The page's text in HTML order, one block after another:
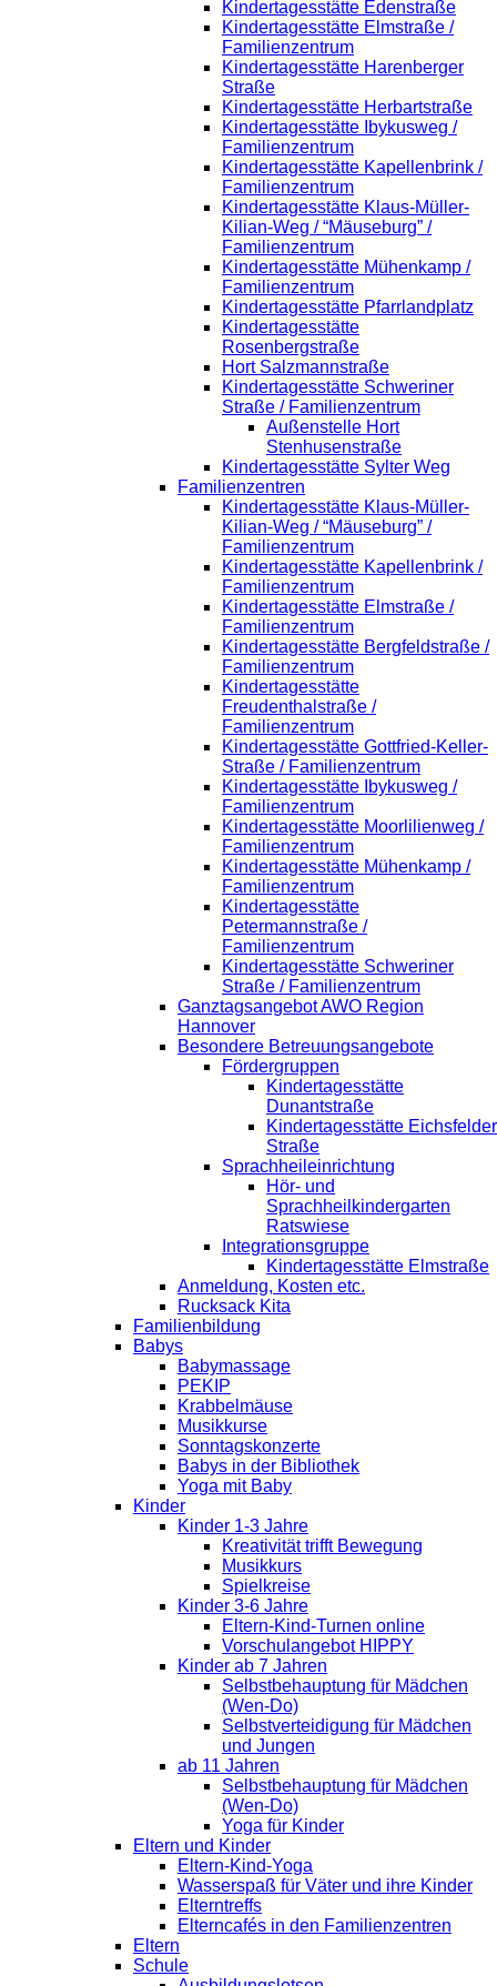
Kindertagesstätte Edenstraße
Kindertagesstätte Elmstraße /
Familienzentrum
Kindertagesstätte Harenberger
Straße
Kindertagesstätte Herbartstraße
Kindertagesstätte Ibykusweg /
Familienzentrum
Kindertagesstätte Kapellenbrink /
Familienzentrum
Kindertagesstätte Klaus-Müller-
Kilian-Weg / “Mäuseburg” /
Familienzentrum
Kindertagesstätte Mühenkamp /
Familienzentrum
Kindertagesstätte Pfarrlandplatz
Kindertagesstätte
Rosenbergstraße
Hort Salzmannstraße
Kindertagesstätte Schweriner
Straße / Familienzentrum
Außenstelle Hort
Stenhusenstraße
Kindertagesstätte Sylter Weg
Familienzentren
Kindertagesstätte Klaus-Müller-
Kilian-Weg / “Mäuseburg” /
Familienzentrum
Kindertagesstätte Kapellenbrink /
Familienzentrum
Kindertagesstätte Elmstraße /
Familienzentrum
Kindertagesstätte Bergfeldstraße /
Familienzentrum
Kindertagesstätte
Freudenthalstraße /
Familienzentrum
Kindertagesstätte Gottfried-Keller-
Straße / Familienzentrum
Kindertagesstätte Ibykusweg /
Familienzentrum
Kindertagesstätte Moorlilienweg /
Familienzentrum
Kindertagesstätte Mühenkamp /
Familienzentrum
Kindertagesstätte
Petermannstraße /
Familienzentrum
Kindertagesstätte Schweriner
Straße / Familienzentrum
Ganztagsangebot AWO Region
Hannover
Besondere Betreuungsangebote
Fördergruppen
Kindertagesstätte
Dunantstraße
Kindertagesstätte Eichsfelder
Straße
Sprachheileinrichtung
Hör- und
Sprachheilkindergarten
Ratswiese
Integrationsgruppe
Kindertagesstätte Elmstraße
Anmeldung, Kosten etc.
Rucksack Kita
Familienbildung
Babys
Babymassage
PEKIP
Krabbelmäuse
Musikkurse
Sonntagskonzerte
Babys in der Bibliothek
Yoga mit Baby
Kinder
Kinder 1-3 Jahre
Kreativität trifft Bewegung
Musikkurs
Spielkreise
Kinder 3-6 Jahre
Eltern-Kind-Turnen online
Vorschulangebot HIPPY
Kinder ab 7 Jahren
Selbstbehauptung für Mädchen
(Wen-Do)
Selbstverteidigung für Mädchen
und Jungen
ab 11 Jahren
Selbstbehauptung für Mädchen
(Wen-Do)
Yoga für Kinder
Eltern und Kinder
Eltern-Kind-Yoga
Wasserspaß für Väter und ihre Kinder
Elterntreffs
Elterncafés in den Familienzentren
Eltern
Schule